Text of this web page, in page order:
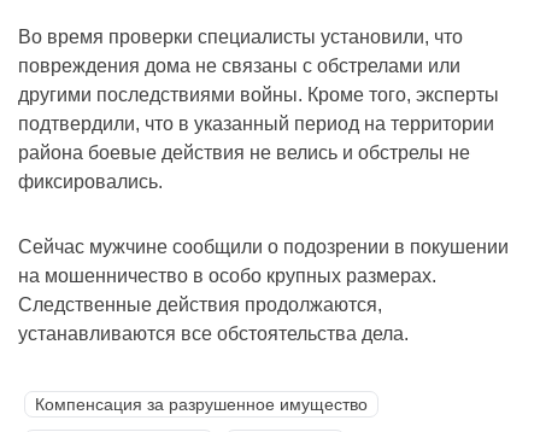
Во время проверки специалисты установили, что
повреждения дома не связаны с обстрелами или
другими последствиями войны. Кроме того, эксперты
подтвердили, что в указанный период на территории
района боевые действия не велись и обстрелы не
фиксировались.
Сейчас мужчине сообщили о подозрении в покушении
на мошенничество в особо крупных размерах.
Следственные действия продолжаются,
устанавливаются все обстоятельства дела.
Компенсация за разрушенное имущество